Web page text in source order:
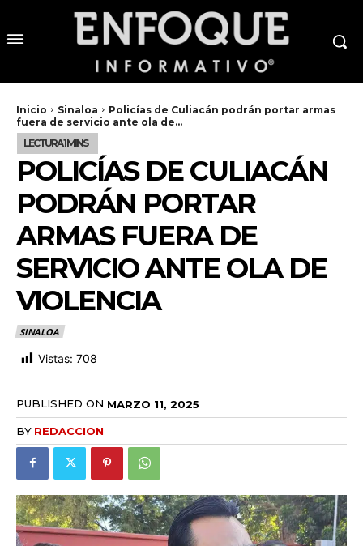
Inicio Sinaloa
Policías de Culiacán podrán portar armas
fuera de servicio ante ola de...
POLICÍAS DE CULIACÁN
PODRÁN PORTAR
ARMAS FUERA DE
SERVICIO ANTE OLA DE
VIOLENCIA
SINALOA
Vistas: 708
PUBLISHED ON MARZO 11, 2025
BY REDACCION